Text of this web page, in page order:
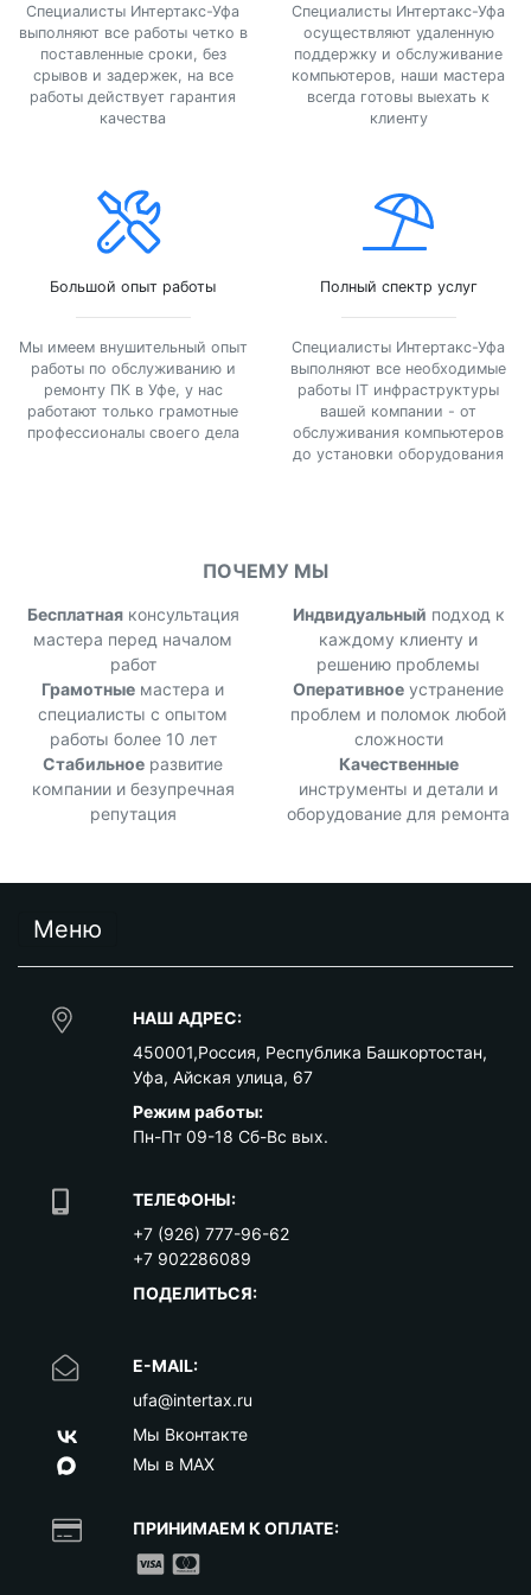
Специалисты Интертакс-Уфа
выполняют все работы четко в
поставленные сроки, без
срывов и задержек, на все
работы действует гарантия
качества
Специалисты Интертакс-Уфа
осуществляют удаленную
поддержку и обслуживание
компьютеров, наши мастера
всегда готовы выехать к
клиенту
Большой опыт работы
Мы имеем внушительный опыт
работы по обслуживанию и
ремонту ПК в Уфе, у нас
работают только грамотные
профессионалы своего дела
Полный спектр услуг
Специалисты Интертакс-Уфа
выполняют все необходимые
работы IT инфраструктуры
вашей компании - от
обслуживания компьютеров
до установки оборудования
ПОЧЕМУ МЫ
Бесплатнаяконсультация
мастера перед началом
работ
Индвидуальный подход к
каждому клиенту и
решению проблемы
Грамотные мастера и
специалисты с опытом
работы более 10 лет
Оперативное устранение
проблем и поломок любой
сложности
Стабильное развитие
компании и безупречная
репутация
Качественные
инструменты и детали и
оборудование для ремонта
Меню
НАШ АДРЕС:
450001,Россия, Республика Башкортостан,
Уфа, Айская улица, 67
Режим работы:
Пн-Пт 09-18 Сб-Вс вых.
ТЕЛЕФОНЫ:
+7 (926) 777-96-62
+7 902286089
ПОДЕЛИТЬСЯ:
E-MAIL:
ufa@intertax.ru
Мы Вконтакте
Мы в MAX
ПРИНИМАЕМ К ОПЛАТЕ: